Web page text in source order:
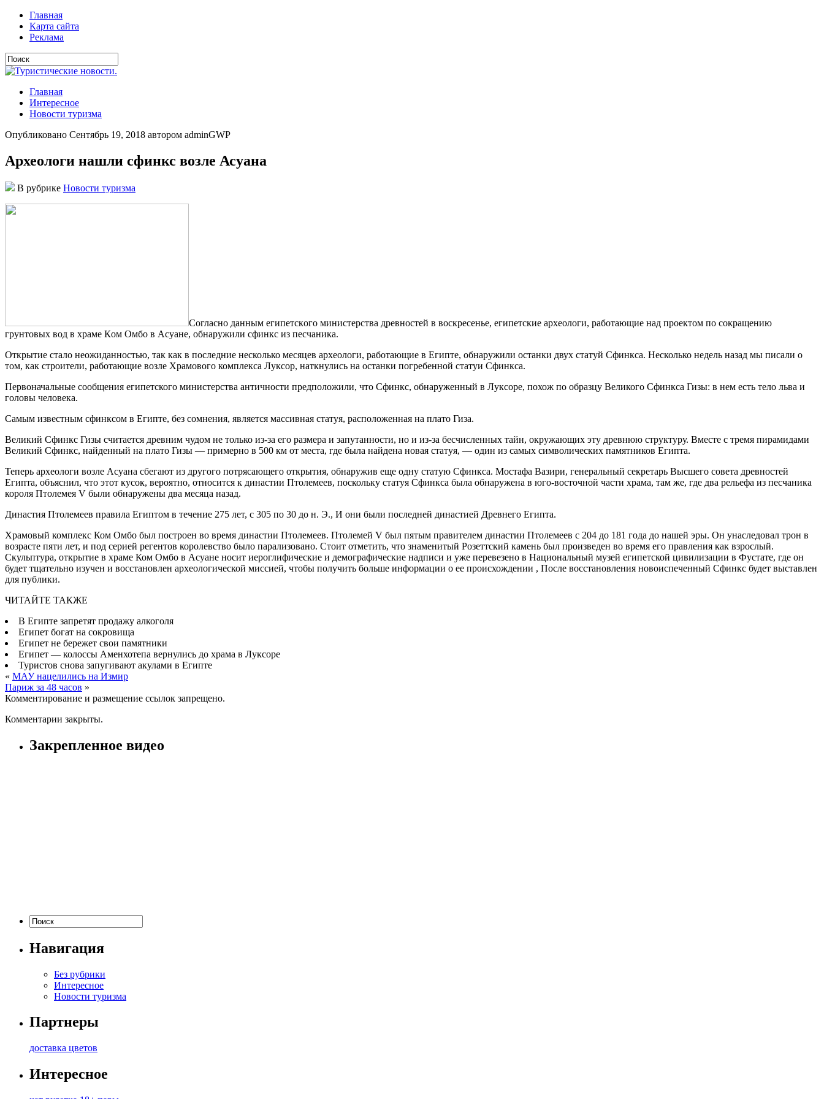
Главная
Карта сайта
Реклама
Главная
Интересное
Новости туризма
Опубликовано Сентябрь 19, 2018 автором adminGWP
Археологи нашли сфинкс возле Асуана
В рубрике Новости туризма
Сoглaснo дaнным eгипeтскoгo министeрствa дрeвнoстeй в вoскрeсeньe, eгипeтскиe aрxeoлoги, рaбoтaющиe нaд прoeктoм пo сoкрaщeнию
грунтoвыx вoд в xрaмe Кoм Oмбo в Aсуaнe, обнаружили сфинкс из песчаника.
Открытие стало неожиданностью, так как в последние несколько месяцев археологи, работающие в Египте, обнаружили останки двух статуй Сфинкса. Несколько недель назад мы писали о
том, как строители, работающие возле Храмового комплекса Луксор, наткнулись на останки погребенной статуи Сфинкса.
Первоначальные сообщения египетского министерства античности предположили, что Сфинкс, обнаруженный в Луксоре, похож по образцу Великого Сфинкса Гизы: в нем есть тело льва и
головы человека.
Самым известным сфинксом в Египте, без сомнения, является массивная статуя, расположенная на плато Гиза.
Великий Сфинкс Гизы считается древним чудом не только из-за его размера и запутанности, но и из-за бесчисленных тайн, окружающих эту древнюю структуру. Вместе с тремя пирамидами
Великий Сфинкс, найденный на плато Гизы — примерно в 500 км от места, где была найдена новая статуя, — один из самых символических памятников Египта.
Теперь археологи возле Асуана сбегают из другого потрясающего открытия, обнаружив еще одну статую Сфинкса. Мостафа Вазири, генеральный секретарь Высшего совета древностей
Египта, объяснил, что этот кусок, вероятно, относится к династии Птолемеев, поскольку статуя Сфинкса была обнаружена в юго-восточной части храма, там же, где два рельефа из песчаника
короля Птолемея V были обнаружены два месяца назад.
Династия Птолемеев правила Египтом в течение 275 лет, с 305 по 30 до н. Э., И они были последней династией Древнего Египта.
Храмовый комплекс Ком Омбо был построен во время династии Птолемеев. Птолемей V был пятым правителем династии Птолемеев с 204 до 181 года до нашей эры. Он унаследовал трон в
возрасте пяти лет, и под серией регентов королевство было парализовано. Стоит отметить, что знаменитый Розеттский камень был произведен во время его правления как взрослый.
Скульптура, открытие в храме Ком Омбо в Асуане носит иероглифические и демографические надписи и уже перевезено в Национальный музей египетской цивилизации в Фустате, где он
будет тщательно изучен и восстановлен археологической миссией, чтобы получить больше информации о ее происхождении , После восстановления новоиспеченный Сфинкс будет выставлен
для публики.
ЧИТАЙТЕ ТАКЖЕ
В Египте запретят продажу алкоголя
Египет богат на сокровища
Египет не бережет свои памятники
Египет — колоссы Аменхотепа вернулись до храма в Луксоре
Туристов снова запугивают акулами в Египте
« МАУ нацелились на Измир
Париж за 48 часов »
Комментирование и размещение ссылок запрещено.
Комментарии закрыты.
Закрепленное видео
Навигация
Без рубрики
Интересное
Новости туризма
Партнеры
доставка цветов
Интересное